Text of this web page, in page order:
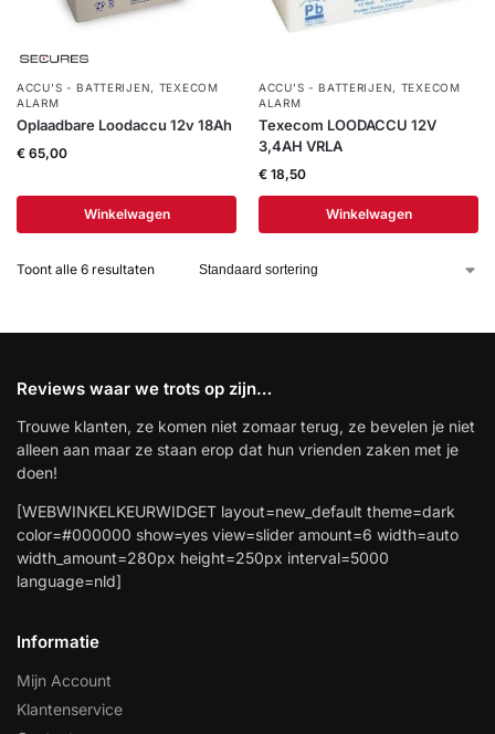
ACCU'S - BATTERIJEN, TEXECOM
ALARM
Oplaadbare Loodaccu 12v 18Ah
€ 65,00
Winkelwagen
ACCU'S - BATTERIJEN, TEXECOM
ALARM
Texecom LOODACCU 12V
3,4AH VRLA
€ 18,50
Winkelwagen
Toont alle 6 resultaten
Reviews waar we trots op zijn…
Trouwe klanten, ze komen niet zomaar terug, ze bevelen je niet
alleen aan maar ze staan erop dat hun vrienden zaken met je
doen!
[WEBWINKELKEURWIDGET layout=new_default theme=dark
color=#000000 show=yes view=slider amount=6 width=auto
width_amount=280px height=250px interval=5000
language=nld]
Informatie
Mijn Account
Klantenservice